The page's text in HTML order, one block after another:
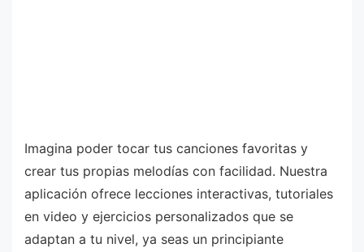
Imagina poder tocar tus canciones favoritas y
crear tus propias melodías con facilidad. Nuestra
aplicación ofrece lecciones interactivas, tutoriales
en video y ejercicios personalizados que se
adaptan a tu nivel, ya seas un principiante